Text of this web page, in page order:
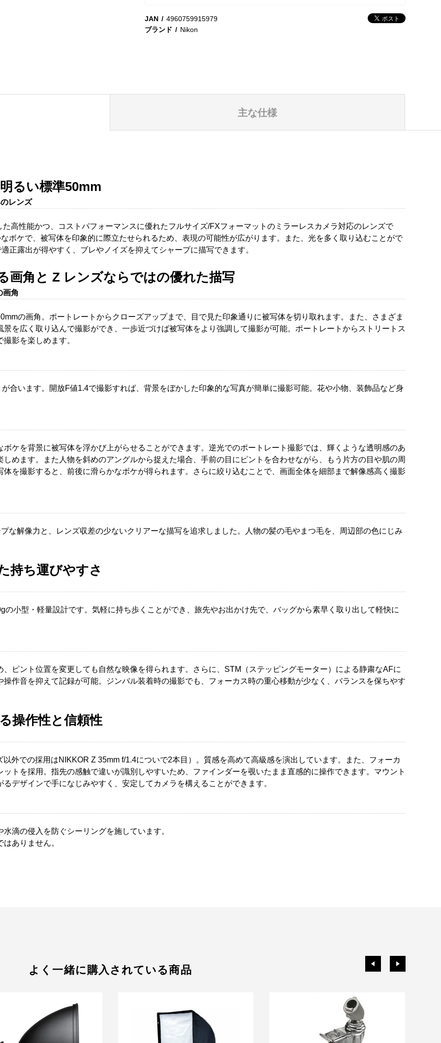
JAN
4960759915979
ブランド
Nikon
主な仕様
るい標準50mm
レンズ
高性能かつ、コストパフォーマンスに優れたフルサイズ/FXフォーマットのミラーレスカメラ対応のレンズで
ボケで、被写体を印象的に際立たせられるため、表現の可能性が広がります。また、光を多く取り込むことがで
正露出が得やすく、ブレやノイズを抑えてシャープに描写できます。
画角と Z レンズならではの優れた描写
画角
の画角。ポートレートからクローズアップまで、目で見た印象通りに被写体を切り取れます。また、さまざま
を広く取り込んで撮影ができ、一歩近づけば被写体をより強調して撮影が可能。ポートレートからストリートス
影を楽しめます。
合います。開放F値1.4で撮影すれば、背景をぼかした印象的な写真が簡単に撮影可能。花や小物、装飾品など身
ケを背景に被写体を浮かび上がらせることができます。逆光でのポートレート撮影では、輝くような透明感のあ
めます。また人物を斜めのアングルから捉えた場合、手前の目にピントを合わせながら、もう片方の目や肌の周
を撮影すると、前後に滑らかなボケが得られます。さらに絞り込むことで、画面全体を細部まで解像感高く撮影
な解像力と、レンズ収差の少ないクリアーな描写を追求しました。人物の髪の毛やまつ毛を、周辺部の色にじみ
持ち運びやすさ
小型・軽量設計です。気軽に持ち歩くことができ、旅先やお出かけ先で、バッグから素早く取り出して軽快に
ピント位置を変更しても自然な映像を得られます。さらに、STM（ステッピングモーター）による静粛なAFに
作音を抑えて記録が可能。ジンバル装着時の撮影でも、フォーカス時の重心移動が少なく、バランスを保ちやす
操作性と信頼性
外での採用はNIKKOR Z 35mm f/1.4についで2本目）。質感を高めて高級感を演出しています。また、フォーカ
トを採用。指先の感触で違いが識別しやすいため、ファインダーを覗いたまま直感的に操作できます。マウント
デザインで手になじみやすく、安定してカメラを構えることができます。
滴の侵入を防ぐシーリングを施しています。
ありません。
よく一緒に購入されている商品